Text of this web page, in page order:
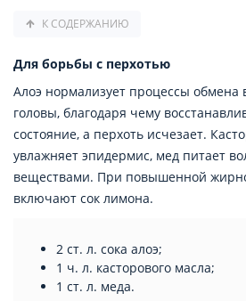
К СОДЕРЖАНИЮ
Для борьбы с перхотью
Алоэ нормализует процессы обмена
головы, благодаря чему
состояние, а перхоть исчезает.
увлажняет эпидермис, мед питает
веществами. При повышенной
включают сок лимона.
2 ст. л. сока алоэ;
1 ч. л. касторового масла;
1 ст. л. меда.